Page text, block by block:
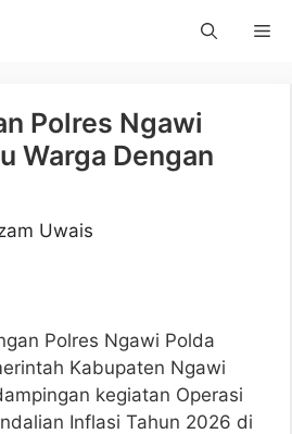
Polres Ngawi
Warga Dengan
Uwais
Polres Ngawi Polda
Kabupaten Ngawi
kegiatan Operasi
Inflasi Tahun 2026 di